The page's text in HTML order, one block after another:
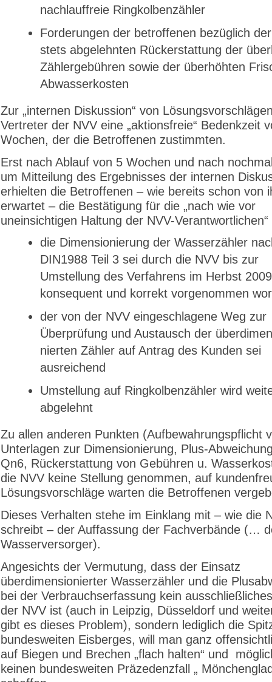
nachlauffreie Ringkolbenzähler
Forderungen der betroffenen bezüglich
stets abgelehnten Rückerstattung der
Zählergebühren sowie der überhöhten
Abwasserkosten
Zur „internen Diskussion“ von
Vertreter der NVV eine „aktions­freie“ Bedenkzeit
Wochen, der die Betroffenen zustimmten.
Erst nach Ablauf von 5 Wochen und nach
um Mitteilung des Ergebnisses der internen
erhielten die Betroffenen – wie bereits schon von
erwartet – die Bestätigung für die „nach wie vor
uneinsichtigen Haltung der NVV-
die Dimensionierung der Wasserzähler
DIN1988 Teil 3 sei durch die NVV bis zur
Umstellung des Verfahrens im Herbst 2009
konsequent und korrekt vorgenommen
der von der NVV eingeschlagene Weg zur
Überprüfung und Austausch der
nierten Zähler auf Antrag des Kunden sei
ausreichend
Umstellung auf Ringkolbenzähler wird
abgelehnt
Zu allen anderen Punkten (Aufbewahrungspflicht
Unterlagen zur Dimensionierung, Plus-
Qn6, Rückerstattung von Gebühren u.
die NVV keine Stellung genommen, auf
Lösungsvorschläge warten die Betroffenen
Dieses Verhalten stehe im Einklang mit – wie die
schreibt – der Auffassung der Fachverbände (…
Wasserversorger).
Angesichts der Vermutung, dass der Einsatz
überdimensionierter Wasserzähler und die
bei der Verbrauchserfassung kein
der NVV ist (auch in Leipzig, Düsseldorf und
gibt es dieses Problem), sondern lediglich die
bundesweiten Eisberges, will man ganz
auf Biegen und Brechen „flach halten“ und
keinen bundesweiten Präzedenzfall „